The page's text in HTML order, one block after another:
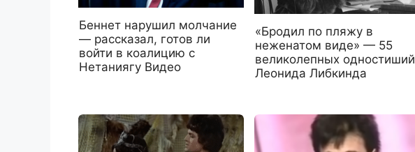
Беннет нарушил молчание
— рассказал, готов ли
войти в коалицию с
Нетаниягу Видео
«Бродил по пляжу в
неженатом виде» — 55
великолепных одностиший
Леонида Либкинда